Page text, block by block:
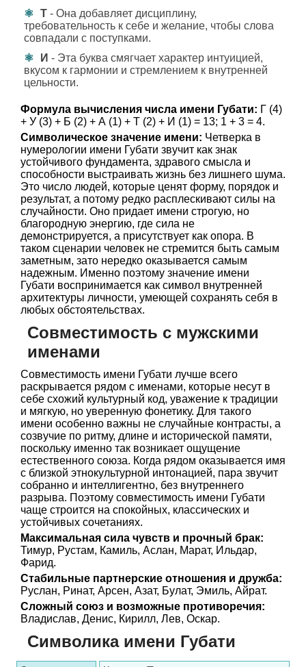
Т - Она добавляет дисциплину,
требовательность к себе и желание, чтобы слова
совпадали с поступками.
И - Эта буква смягчает характер интуицией,
вкусом к гармонии и стремлением к внутренней
цельности.
Формула вычисления числа имени Губати: Г (4)
+ У (3) + Б (2) + А (1) + Т (2) + И (1) = 13; 1 + 3 = 4.
Символическое значение имени: Четверка в
нумерологии имени Губати звучит как знак
устойчивого фундамента, здравого смысла и
способности выстраивать жизнь без лишнего шума.
Это число людей, которые ценят форму, порядок и
результат, а потому редко расплескивают силы на
случайности. Оно придает имени строгую, но
благородную энергию, где сила не
демонстрируется, а присутствует как опора. В
таком сценарии человек не стремится быть самым
заметным, зато нередко оказывается самым
надежным. Именно поэтому значение имени
Губати воспринимается как символ внутренней
архитектуры личности, умеющей сохранять себя в
любых обстоятельствах.
Совместимость с мужскими
именами
Совместимость имени Губати лучше всего
раскрывается рядом с именами, которые несут в
себе схожий культурный код, уважение к традиции
и мягкую, но уверенную фонетику. Для такого
имени особенно важны не случайные контрасты, а
созвучие по ритму, длине и исторической памяти,
поскольку именно так возникает ощущение
естественного союза. Когда рядом оказывается имя
с близкой этнокультурной интонацией, пара звучит
собранно и интеллигентно, без внутреннего
разрыва. Поэтому совместимость имени Губати
чаще строится на спокойных, классических и
устойчивых сочетаниях.
Максимальная сила чувств и прочный брак:
Тимур, Рустам, Камиль, Аслан, Марат, Ильдар,
Фарид.
Стабильные партнерские отношения и дружба:
Руслан, Ринат, Арсен, Азат, Булат, Эмиль, Айрат.
Сложный союз и возможные противоречия:
Владислав, Денис, Кирилл, Лев, Оскар.
Символика имени Губати